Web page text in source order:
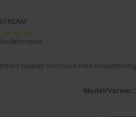
Display Enclosure med
Model/Varenr.: